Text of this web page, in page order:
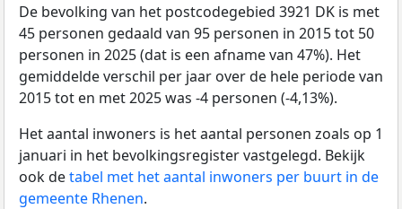
De bevolking van het postcodegebied 3921 DK is met
45 personen gedaald van 95 personen in 2015 tot 50
personen in 2025 (dat is een afname van 47%). Het
gemiddelde verschil per jaar over de hele periode van
2015 tot en met 2025 was -4 personen (-4,13%).
Het aantal inwoners is het aantal personen zoals op 1
januari in het bevolkingsregister vastgelegd. Bekijk
ook detabel met het aantal inwoners per buurt in de
gemeente Rhenen.